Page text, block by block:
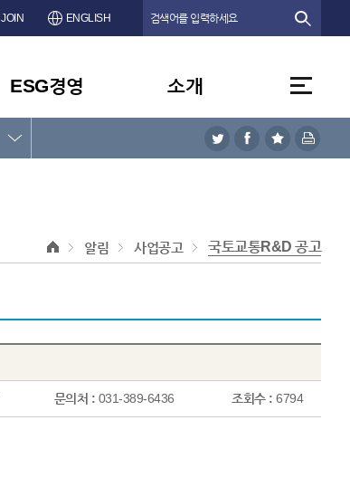
JOIN ENGLISH
ESG경영 소개
알림 사업공고 국토교통R&D 공고
문의처 : 031-389-6436 조회수 : 6794